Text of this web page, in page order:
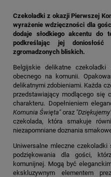
Czekoladki z okazji Pierwszej
wyrażenie wdzięczności dla
dodaje słodkiego akcentu do
podkreślając jej
zgromadzonych bliskich.
Belgijskie delikatne
obecnego na komunii.
delikatnymi zdobieniami. Każda
przedstawiający modlącego się
charakteru. Dopełnieniem
Komunia Święta"oraz
czekolada, która smakuje
niezapomniane doznania
Uniwersalne mleczne
podziękowania dla gości,
komunijnej. Mogą być
ekskluzywnym elementem